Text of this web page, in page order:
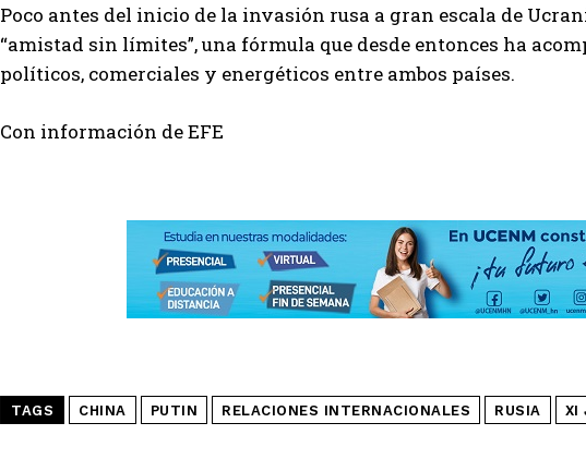
Poco antes del inicio de la invasión rusa a gran escala de
“amistad sin límites”, una fórmula que desde entonces ha
políticos, comerciales y energéticos entre ambos países.
Con información de EFE
TAGS CHINA PUTIN RELACIONES INTERNACIONALES RUSIA XI